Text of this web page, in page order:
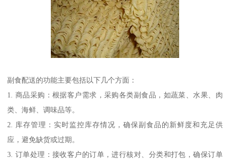
副食配送的功能主要包括以下几个方面：
1. 商品采购：根据客户需求，采购各类副食品，如蔬菜、水果、肉
类、海鲜、调味品等。
2. 库存管理：实时监控库存情况，确保副食品的新鲜度和充足供
应，避免缺货或过期。
3. 订单处理：接收客户的订单，进行核对、分类和打包，确保订单